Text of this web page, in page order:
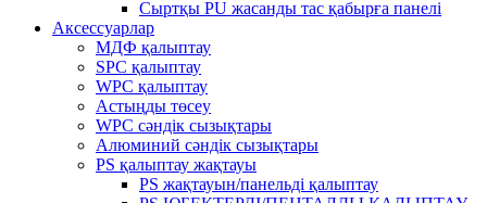
Сыртқы PU жасанды тас қабырға панелі
Аксессуарлар
МДФ қалыптау
SPC қалыптау
WPC қалыптау
Астыңды төсеу
WPC сәндік сызықтары
Алюминий сәндік сызықтары
PS қалыптау жақтауы
PS жақтауын/панельді қалыптау